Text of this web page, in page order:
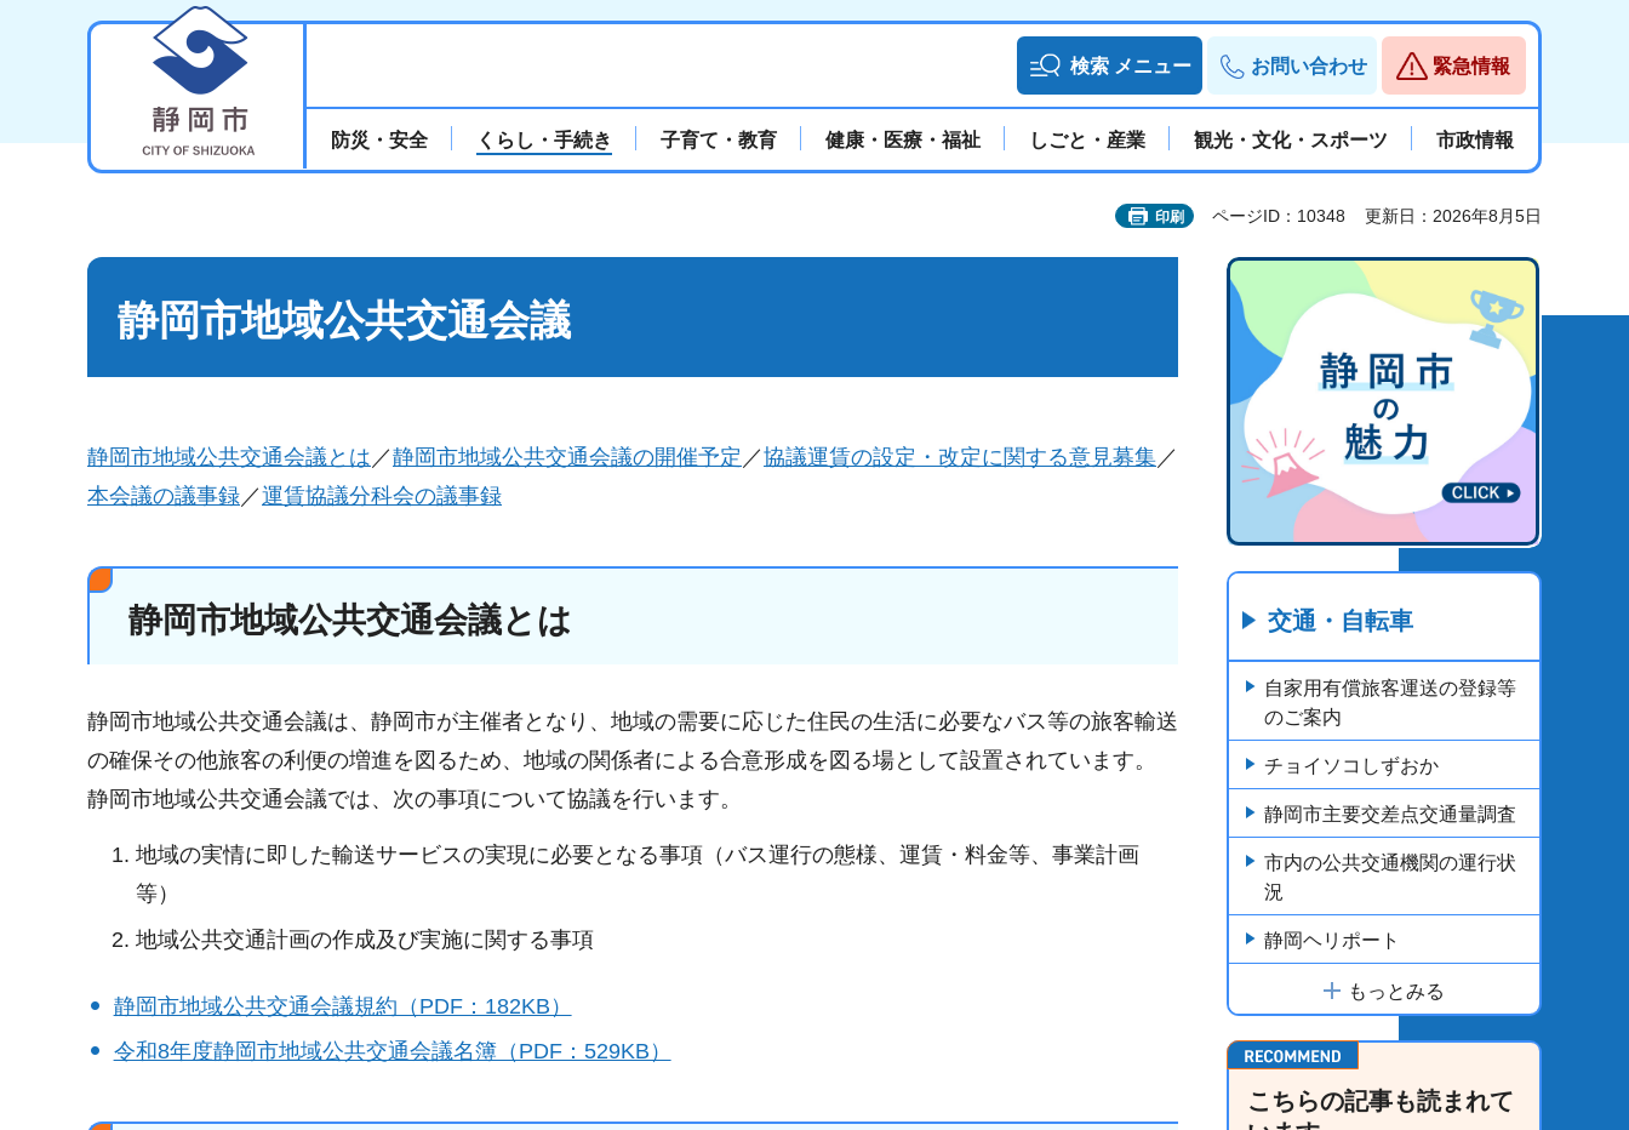
検索 メニュー お問い合わせ 緊急情報
防災・安全 くらし・手続き 子育て・教育 健康・医療・福祉 しごと・産業 観光・文化・スポーツ 市政情報
印刷 ページID：10348 更新日：2026年8月5日
静岡市地域公共交通会議
静岡市地域公共交通会議とは ／静岡市地域公共交通会議の開催予定 ／協議運賃の設定・改定に関する意見募集／
本会議の議事録／運賃協議分科会の議事録
静岡市地域公共交通会議とは
静岡市地域公共交通会議は、静岡市が主催者となり、地域の需要に応じた住民の生活に必要なバス等の旅客輸送
の確保その他旅客の利便の増進を図るため、地域の関係者による合意形成を図る場として設置されています。
静岡市地域公共交通会議では、次の事項について協議を行います。
地域の実情に即した輸送サービスの実現に必要となる事項（バス運行の態様、運賃・料金等、事業計画
等）
地域公共交通計画の作成及び実施に関する事項
静岡市地域公共交通会議規約（PDF：182KB）
令和8年度静岡市地域公共交通会議名簿（PDF：529KB）
交通・自転車
自家用有償旅客運送の登録等
のご案内
チョイソコしずおか
静岡市主要交差点交通量調査
市内の公共交通機関の運行状
況
静岡ヘリポート
もっとみる
こちらの記事も読まれて